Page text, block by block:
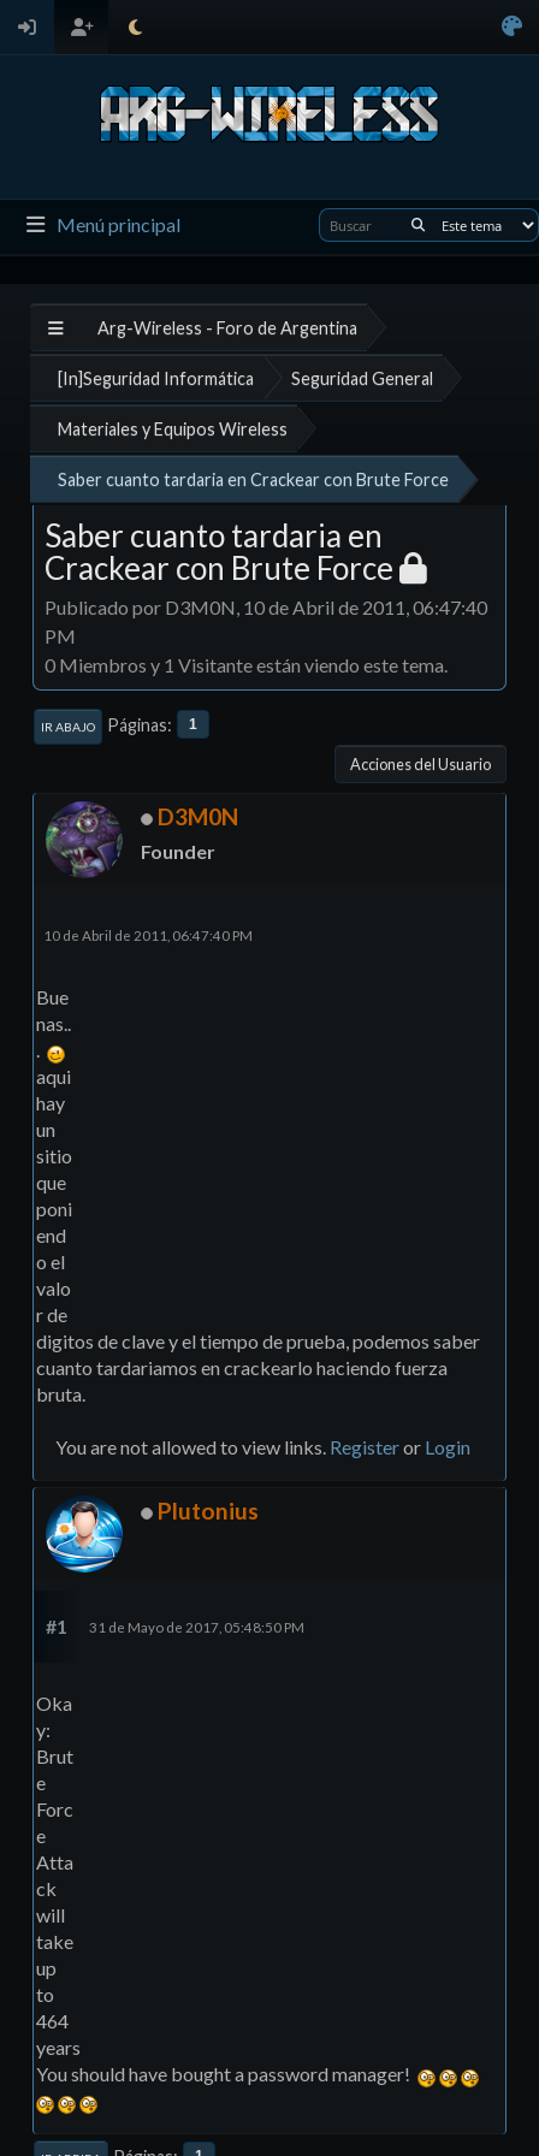
Menú principal
Arg-Wireless - Foro de Argentina
[In]Seguridad Informática Seguridad General
Materiales y Equipos Wireless
Saber cuanto tardaria en Crackear con Brute Force
Saber cuanto tardaria en
Crackear con Brute Force
Publicado por D3M0N, 10 de Abril de 2011, 06:47:40
PM
0 Miembros y 1 Visitante están viendo este tema.
IR ABAJO Páginas 1
Acciones del Usuario
D3M0N
Founder
10 de Abril de 2011, 06:47:40 PM
Bue
nas..
aqui
hay
un
sitio
que
poni
end
o el
valo
r de
digitos de clave y el tiempo de prueba, podemos saber
cuanto tardariamos en crackearlo haciendo fuerza
bruta.
You are not allowed to view links. Registeror Login
Plutonius
#1 31 de Mayo de 2017, 05:48:50 PM
Oka
y:
Brut
e
Forc
e
Atta
ck
will
take
up
to
464
years
You should have bought a password manager!